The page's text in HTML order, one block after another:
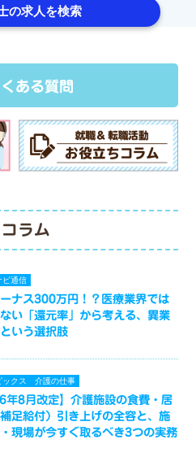
の求人を検索
ある質問
ラム
ビ通信
ナス300万円！？医療業界では
い「還元率」から考える、異業
いう選択肢
ックス 介護の仕事
年8月改定】介護施設の食費・居
足給付）引き上げの全容と、施
現場が今すぐ取るべき3つの実務